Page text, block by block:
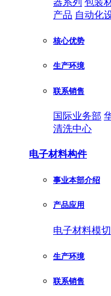
器系列 包装
产品 自动化
核心优势
生产环境
联系销售
国际业务部
清洗中心
电子材料构件
事业本部介绍
产品应用
电子材料模切
生产环境
联系销售